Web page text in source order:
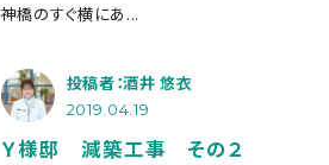
神橋のすぐ横にあ...
投稿者：酒井 悠衣
2019.04.19
Ｙ様邸 減築工事 その２